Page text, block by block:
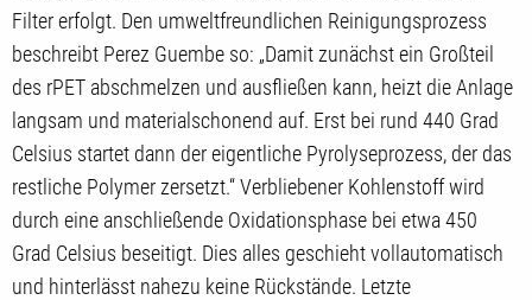
Filter erfolgt. Den umweltfreundlichen Reinigungsprozess
beschreibt Perez Guembe so: „Damit zunächst ein Großteil
des rPET abschmelzen und ausfließen kann, heizt die Anlage
langsam und materialschonend auf. Erst bei rund 440 Grad
Celsius startet dann der eigentliche Pyrolyseprozess, der das
restliche Polymer zersetzt.“ Verbliebener Kohlenstoff wird
durch eine anschließende Oxidationsphase bei etwa 450
Grad Celsius beseitigt. Dies alles geschieht vollautomatisch
und hinterlässt nahezu keine Rückstände. Letzte